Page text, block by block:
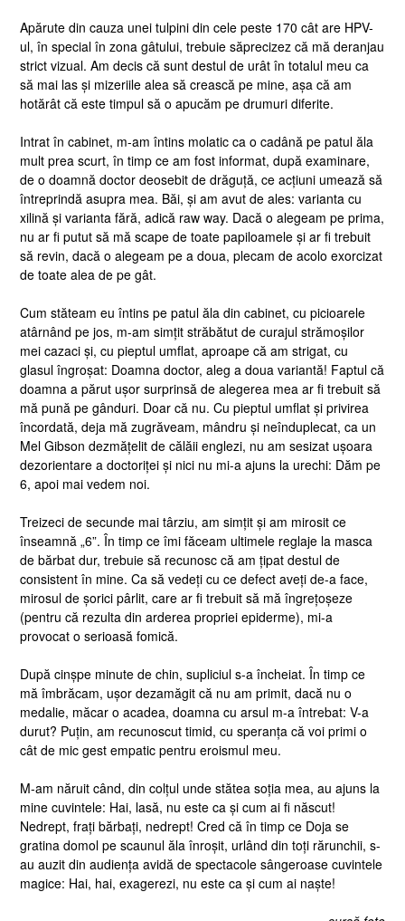
Apărute din cauza unei tulpini din cele peste 170 cât are HPV-
ul, în special în zona gâtului, trebuie săprecizez că mă deranjau
strict vizual. Am decis că sunt destul de urât în totalul meu ca
să mai las și mizeriile alea să crească pe mine, așa că am
hotărât că este timpul să o apucăm pe drumuri diferite.
Intrat în cabinet, m-am întins molatic ca o cadână pe patul ăla
mult prea scurt, în timp ce am fost informat, după examinare,
de o doamnă doctor deosebit de drăguță, ce acțiuni umează să
întreprindă asupra mea. Băi, și am avut de ales: varianta cu
xilină și varianta fără, adică raw way. Dacă o alegeam pe prima,
nu ar fi putut să mă scape de toate papiloamele și ar fi trebuit
să revin, dacă o alegeam pe a doua, plecam de acolo exorcizat
de toate alea de pe gât.
Cum stăteam eu întins pe patul ăla din cabinet, cu picioarele
atârnând pe jos, m-am simțit străbătut de curajul strămoșilor
mei cazaci și, cu pieptul umflat, aproape că am strigat, cu
glasul îngroșat: Doamna doctor, aleg a doua variantă! Faptul că
doamna a părut ușor surprinsă de alegerea mea ar fi trebuit să
mă pună pe gânduri. Doar că nu. Cu pieptul umflat și privirea
încordată, deja mă zugrăveam, mândru și neînduplecat, ca un
Mel Gibson dezmățelit de călăii englezi, nu am sesizat ușoara
dezorientare a doctoriței și nici nu mi-a ajuns la urechi: Dăm pe
6, apoi mai vedem noi.
Treizeci de secunde mai târziu, am simțit și am mirosit ce
înseamnă „6”. În timp ce îmi făceam ultimele reglaje la masca
de bărbat dur, trebuie să recunosc că am țipat destul de
consistent în mine. Ca să vedeți cu ce defect aveți de-a face,
mirosul de șorici pârlit, care ar fi trebuit să mă îngrețoșeze
(pentru că rezulta din arderea propriei epiderme), mi-a
provocat o serioasă fomică.
După cinșpe minute de chin, supliciul s-a încheiat. În timp ce
mă îmbrăcam, ușor dezamăgit că nu am primit, dacă nu o
medalie, măcar o acadea, doamna cu arsul m-a întrebat: V-a
durut? Puțin, am recunoscut timid, cu speranța că voi primi o
cât de mic gest empatic pentru eroismul meu.
M-am năruit când, din colțul unde stătea soția mea, au ajuns la
mine cuvintele: Hai, lasă, nu este ca și cum ai fi născut!
Nedrept, frați bărbați, nedrept! Cred că în timp ce Doja se
gratina domol pe scaunul ăla înroșit, urlând din toți rărunchii, s-
au auzit din audiența avidă de spectacole sângeroase cuvintele
magice: Hai, hai, exagerezi, nu este ca și cum ai naște!